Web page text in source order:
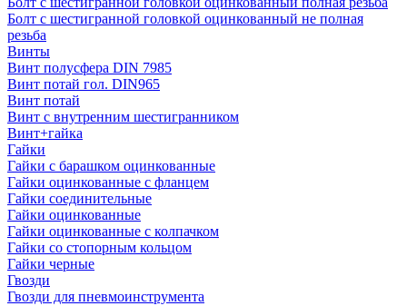
Болт с шестигранной головкой оцинкованный не полная
резьба
Винты
Винт полусфера DIN 7985
Винт потай гол. DIN965
Винт потай
Винт с внутренним шестигранником
Винт+гайка
Гайки
Гайки с барашком оцинкованные
Гайки оцинкованные с фланцем
Гайки соединительные
Гайки оцинкованные
Гайки оцинкованные с колпачком
Гайки со стопорным кольцом
Гайки черные
Гвозди
Гвозди для пневмоинструмента